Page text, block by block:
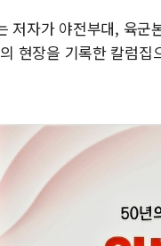
저자가 야전부대, 육군
현장을 기록한 칼럼